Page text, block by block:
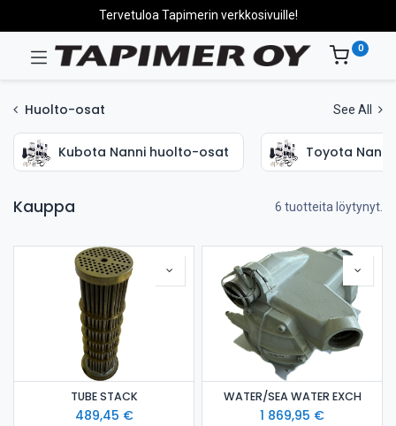
Tervetuloa Tapimerin verkkosivuille!
0
Huolto-osat See All
Kubota Nanni huolto-osat Toyota
Kauppa 6 tuotteita löytynyt.
TUBE STACK
489,45 €
WATER/SEA WATER EXCH
1 869,95 €